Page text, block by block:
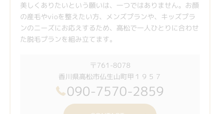
美しくありたいという願いは、一つではありません。お顔
の産毛やvioを整えたい方、メンズプランや、キッズプラ
ンのニーズにお応えするため、高松で一人ひとりに合わせ
た脱毛プランを組み立てます。
〒761-8078
香川県高松市仏生山町甲１９５７
090-7570-2859